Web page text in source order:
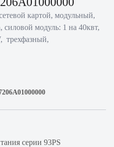
картой, модульный,
модуль: 1 на 40квт,
трехфазный,
серии 93PS